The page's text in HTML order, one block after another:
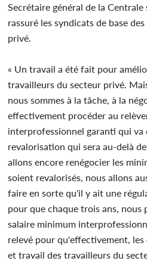
Secrétaire général de la
rassuré les syndicats de base
privé.
« Un travail a été fait pour
travailleurs du secteur privé.
nous sommes à la tâche, à la
effectivement procéder au
interprofessionnel garanti qui
revalorisation qui sera au-delà
allons encore renégocier les
soient revalorisés, nous allons
faire en sorte qu'il y ait une
pour que chaque trois ans, nous
salaire minimum
relevé pour qu'effectivement,
et travail des travailleurs du